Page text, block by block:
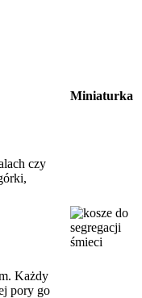
Miniaturka
czy
Każdy
pory go